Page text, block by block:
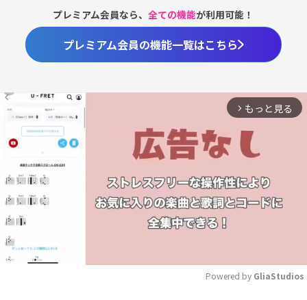
プレミアム会員なら、全ての機能が利用可能！
プレミアム会員の機能一覧はこちら
arrow_forward_ios もっと見る
Powered by GliaStudios